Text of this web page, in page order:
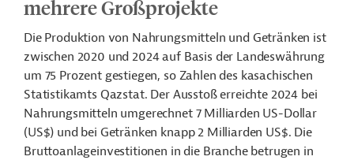
mehrere Großprojekte
Die Produktion von Nahrungsmitteln und Getränken ist
zwischen 2020 und 2024 auf Basis der Landeswährung
um 75 Prozent gestiegen, so Zahlen des kasachischen
Statistikamts Qazstat. Der Ausstoß erreichte 2024 bei
Nahrungsmitteln umgerechnet 7 Milliarden US-Dollar
(US$) und bei Getränken knapp 2 Milliarden US$. Die
Bruttoanlageinvestitionen in die Branche betrugen in